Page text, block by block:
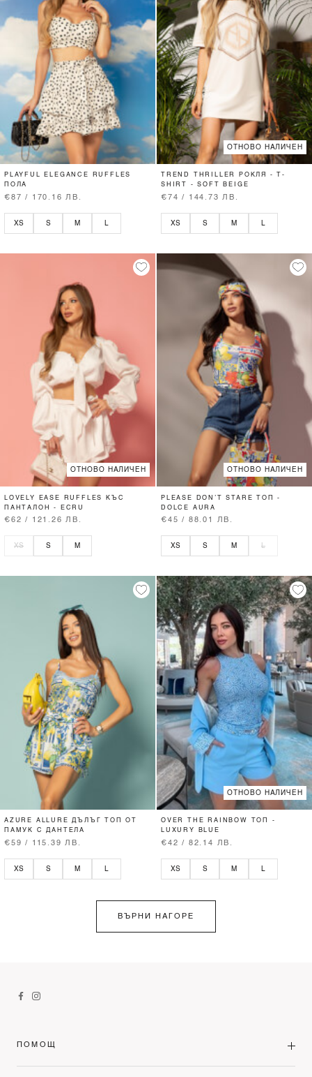
PLAYFUL ELEGANCE RUFFLES
ПОЛА
€87 / 170.16 ЛВ.
XS S M
ОТНОВО НАЛИЧЕН
TREND THRILLER РОКЛЯ - T-
SHIRT - SOFT BEIGE
€74 / 144.73 ЛВ.
XS S M
ОТНОВО НАЛИЧЕН
LOVELY EASE RUFFLES КЪС
ПАНТАЛОН - ECRU
€62 / 121.26 ЛВ.
XS S M
ОТНОВО НАЛИЧЕН
PLEASE DON’T STARE ТОП -
DOLCE AURA
€45 / 88.01 ЛВ.
XS S M L
AZURE ALLURE ДЪЛЪГ ТОП ОТ
ПАМУК С ДАНТЕЛА
€59 / 115.39 ЛВ.
XS S M
ОТНОВО НАЛИЧЕН
OVER THE RAINBOW ТОП -
LUXURY BLUE
€42 / 82.14 ЛВ.
XS S M
ВЪРНИ НАГОРЕ
ПОМОЩ